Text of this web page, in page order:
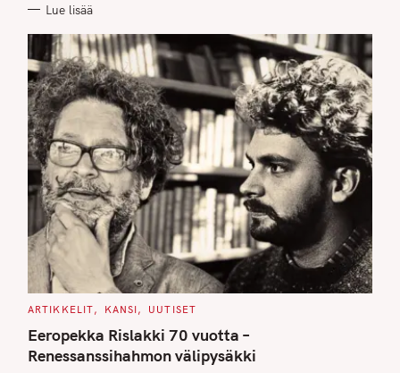
S
Lue lisää
C
T
E
G
O
ARTIKKELIT KANSI UUTISET
Eeropekka Rislakki 70 vuotta –
Renessanssihahmon välipysäkki